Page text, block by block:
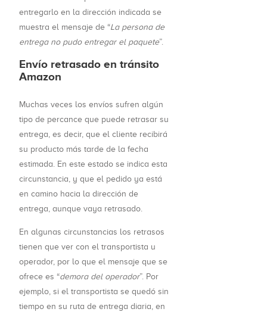
entregarlo en la dirección indicada se
muestra el mensaje de “La persona de
entrega no pudo entregar el paquete”.
Envío retrasado en tránsito
Amazon
Muchas veces los envíos sufren algún
tipo de percance que puede retrasar su
entrega, es decir, que el cliente recibirá
su producto más tarde de la fecha
estimada. En este estado se indica esta
circunstancia, y que el pedido ya está
en camino hacia la dirección de
entrega, aunque vaya retrasado.
En algunas circunstancias los retrasos
tienen que ver con el transportista u
operador, por lo que el mensaje que se
ofrece es “demora del operador”. Por
ejemplo, si el transportista se quedó sin
tiempo en su ruta de entrega diaria, en